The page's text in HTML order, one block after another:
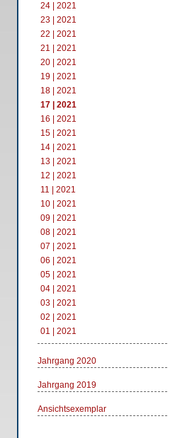
24 | 2021
23 | 2021
22 | 2021
21 | 2021
20 | 2021
19 | 2021
18 | 2021
17 | 2021
16 | 2021
15 | 2021
14 | 2021
13 | 2021
12 | 2021
11 | 2021
10 | 2021
09 | 2021
08 | 2021
07 | 2021
06 | 2021
05 | 2021
04 | 2021
03 | 2021
02 | 2021
01 | 2021
Jahrgang 2020
Jahrgang 2019
Ansichtsexemplar